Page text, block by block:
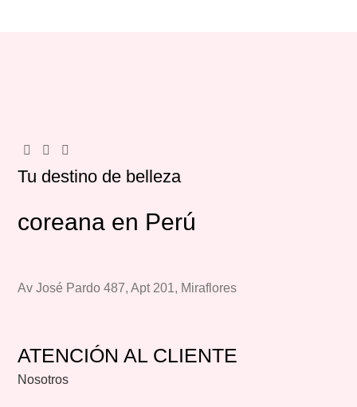
Tu destino de belleza
coreana en Perú
Av José Pardo 487, Apt 201, Miraflores
ATENCIÓN AL CLIENTE
Nosotros